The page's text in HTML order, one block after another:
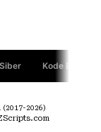
Kode Etik
(2017-2026)